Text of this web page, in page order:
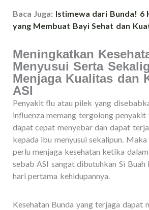
Baca Juga: Istimewa dari Bunda! 6
yang Membuat Bayi Sehat dan
Meningkatkan
Menyusui Serta
Menjaga Kualitas dan
ASI
Penyakit flu atau pilek yang
influenza memang tergolong penyakit
dapat cepat menyebar dan dapat
kepada ibu menyusui sekalipun.
perlu menjaga kesehatan ketika
sebab ASI sangat dibutuhkan Si
hari pertama kehidupannya.
Kesehatan Bunda yang terjaga dapat